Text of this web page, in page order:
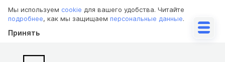
Мы используем cookie для вашего удобства. Читайте
подробнее, как мы защищаем персональные данные.
Принять